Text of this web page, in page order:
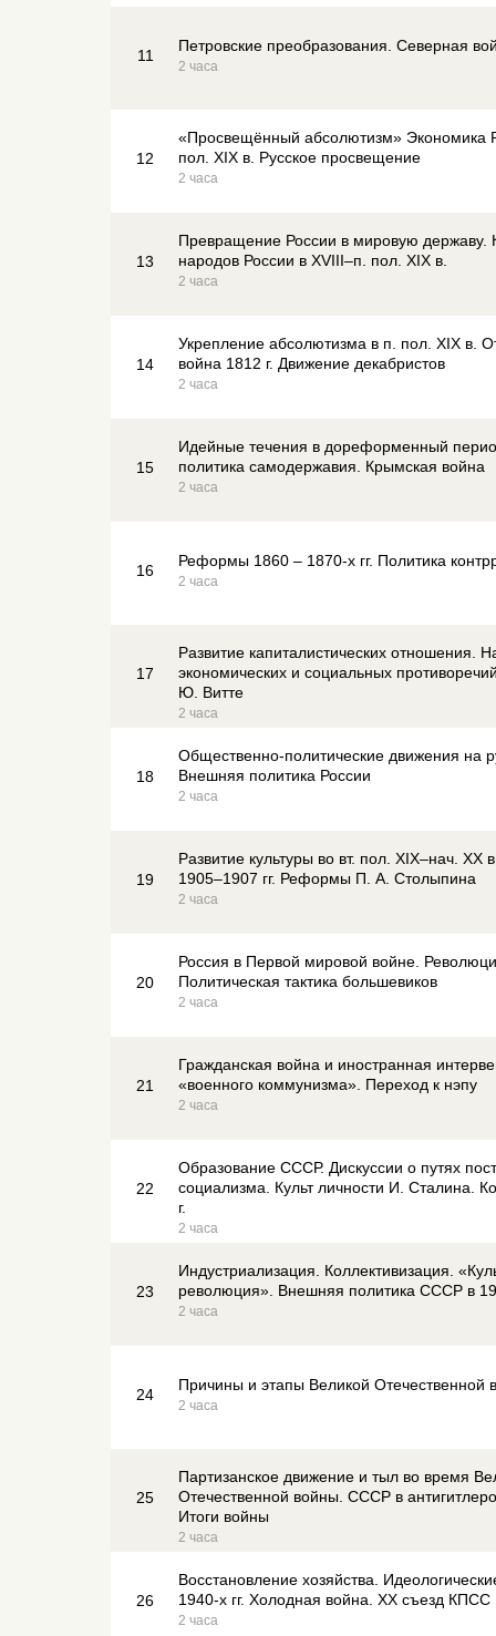
11
Петровские преобразования. Северная
2 часа
12
«Просвещённый абсолютизм» Экономика
пол. XIX в. Русское просвещение
2 часа
13
Превращение России в мировую державу.
народов России в XVIII–п. пол. XIX в.
2 часа
14
Укрепление абсолютизма в п. пол. XIX в.
война 1812 г. Движение декабристов
2 часа
15
Идейные течения в дореформенный
политика самодержавия. Крымская война
2 часа
16
Реформы 1860 – 1870-х гг. Политика
2 часа
17
Развитие капиталистических отношения.
экономических и социальных
Ю. Витте
2 часа
18
Общественно-политические движения на
Внешняя политика России
2 часа
19
Развитие культуры во вт. пол. XIX–нач. ХХ
1905–1907 гг. Реформы П. А. Столыпина
2 часа
20
Россия в Первой мировой войне.
Политическая тактика большевиков
2 часа
21
Гражданская война и иностранная
«военного коммунизма». Переход к нэпу
2 часа
22
Образование СССР. Дискуссии о путях
социализма. Культ личности И. Сталина.
г.
2 часа
23
Индустриализация. Коллективизация.
революция». Внешняя политика СССР в
2 часа
24
Причины и этапы Великой Отечественной
2 часа
25
Партизанское движение и тыл во время
Отечественной войны. СССР в
Итоги войны
2 часа
26
Восстановление хозяйства.
1940-х гг. Холодная война. ХХ съезд КПСС
2 часа